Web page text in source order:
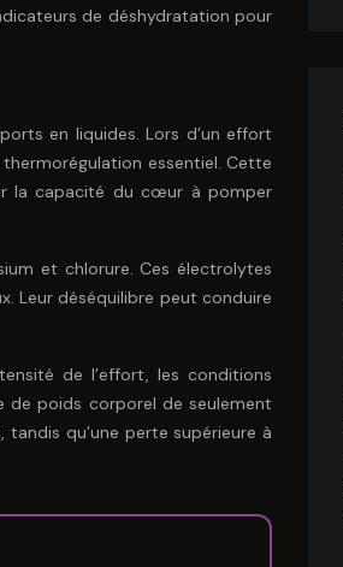
de déshydratation pour
en liquides. Lors d’un effort
essentiel. Cette
la capacité du cœur à pomper
et chlorure. Ces électrolytes
Leur déséquilibre peut conduire
de l’effort, les conditions
de poids corporel de seulement
qu’une perte supérieure à